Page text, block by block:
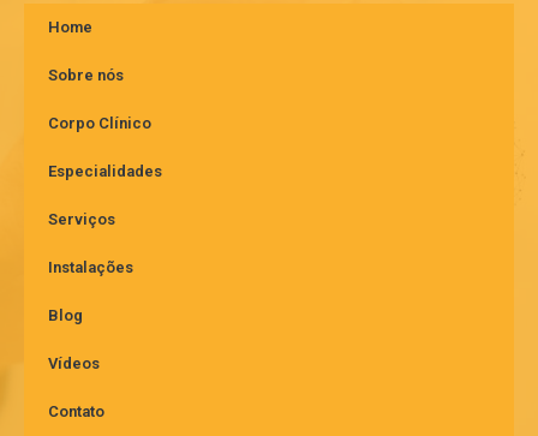
Home
Sobre nós
Corpo Clínico
Especialidades
Serviços
Instalações
Blog
Vídeos
Contato